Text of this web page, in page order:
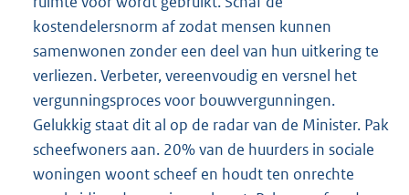
kostendelersnorm af zodat mensen kunnen
samenwonen zonder een deel van hun uitkering te
verliezen. Verbeter, vereenvoudig en versnel het
vergunningsproces voor bouwvergunningen.
Gelukkig staat dit al op de radar van de Minister. Pak
scheefwoners aan. 20% van de huurders in sociale
woningen woont scheef en houdt ten onrechte